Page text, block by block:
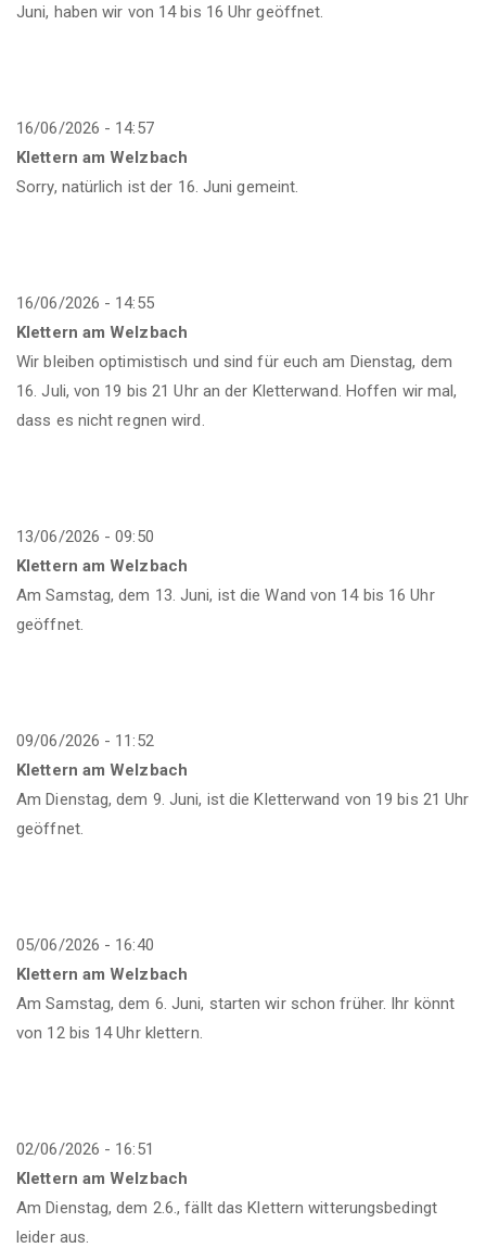
Juni, haben wir von 14 bis 16 Uhr geöffnet.
16/06/2026 - 14:57
Klettern am Welzbach
Sorry, natürlich ist der 16. Juni gemeint.
16/06/2026 - 14:55
Klettern am Welzbach
Wir bleiben optimistisch und sind für euch am Dienstag, dem
16. Juli, von 19 bis 21 Uhr an der Kletterwand. Hoffen wir mal,
dass es nicht regnen wird.
13/06/2026 - 09:50
Klettern am Welzbach
Am Samstag, dem 13. Juni, ist die Wand von 14 bis 16 Uhr
geöffnet.
09/06/2026 - 11:52
Klettern am Welzbach
Am Dienstag, dem 9. Juni, ist die Kletterwand von 19 bis 21 Uhr
geöffnet.
05/06/2026 - 16:40
Klettern am Welzbach
Am Samstag, dem 6. Juni, starten wir schon früher. Ihr könnt
von 12 bis 14 Uhr klettern.
02/06/2026 - 16:51
Klettern am Welzbach
Am Dienstag, dem 2.6., fällt das Klettern witterungsbedingt
leider aus.